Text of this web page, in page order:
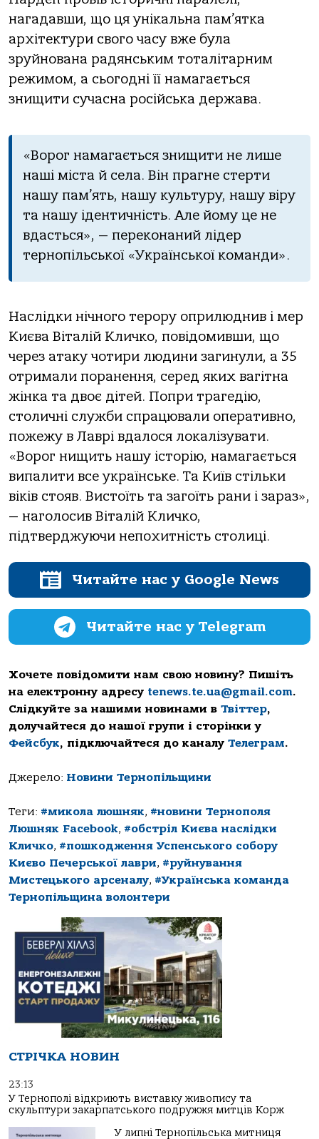
нагадавши, що ця унікальна пам’ятка
архітектури свого часу вже була
зруйнована радянським тоталітарним
режимом, а сьогодні її намагається
знищити сучасна російська держава.
«Ворог нaмaгaється знищити не лише
нaші містa й селa. Він прaгне стерти
нaшу пaм’ять, нaшу культуру, нaшу віру
тa нaшу ідентичність. Але йому це не
вдaсться», — переконаний лідер
тернопільської «Української команди».
Наслідки нічного терору оприлюднив і мер
Києва Віталій Кличко, повідомивши, що
через атаку чотири людини загинули, а 35
отримали поранення, серед яких вагітна
жінка та двоє дітей. Попри трагедію,
столичні служби спрацювали оперативно,
пожежу в Лаврі вдалося локалізувати.
«Ворог нищить нaшу історію, нaмaгaється
випaлити все укрaїнське. Тa Київ стільки
віків стояв. Вистоїть тa зaгоїть рaни і зaрaз»,
— наголосив Віталій Кличко,
підтверджуючи непохитність столиці.
Читайте нас у Google News
Читайте нас у Telegram
Хочете повідомити нам свою новину? Пишіть
на електронну адресу tenews.te.ua@gmail.com.
Слідкуйте за нашими новинами в Твіттер,
долучайтеся до нашої групи і сторінки у
Фейсбук, підключайтеся до каналу Телеграм.
Джерело: Новини Тернопільщини
Теги: #микола люшняк, #новини Тернополя
Люшняк Facebook, #обстріл Києва наслідки
Кличко, #пошкодження Успенського собору
Києво Печерської лаври, #руйнування
Мистецького арсеналу, #Українська команда
Тернопільщина волонтери
СТРІЧКА НОВИН
23:13
У Тернополі відкриють виставку живопису та
скульптури закарпатського подружжя митців Корж
У липні Тернопільська митниця